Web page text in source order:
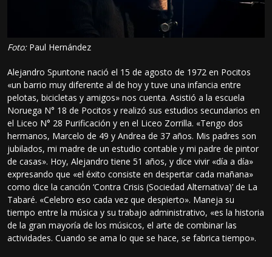
Foto:Paul Hernández
Alejandro Spuntone nació el 15 de agosto de 1972 en Pocitos
«un barrio muy diferente al de hoy y tuve una infancia entre
pelotas, bicicletas y amigos» nos cuenta. Asistió a la escuela
Noruega N° 18 de Pocitos y realizó sus estudios secundarios en
el Liceo N° 28 Purificación y en el Liceo Zorrilla. «Tengo dos
hermanos, Marcelo de 49 y Andrea de 37 años. Mis padres son
jubilados, mi madre de un estudio contable y mi padre de pintor
de casas». Hoy, Alejandro tiene 51 años, y dice vivir «día a día»
expresando que «el éxito consiste en despertar cada mañana»
como dice la canción ‘Contra Crisis (Sociedad Alternativa)’ de La
Tabaré. «Celebro eso cada vez que despierto». Maneja su
tiempo entre la música y su trabajo administrativo, «es la historia
de la gran mayoría de los músicos, el arte de combinar las
actividades. Cuando se ama lo que se hace, se fabrica tiempo».